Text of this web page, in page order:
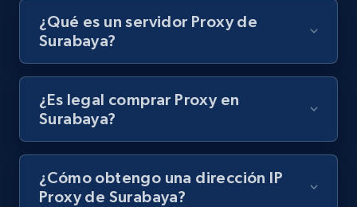
¿Qué es un servidor Proxy de
Surabaya?
¿Es legal comprar Proxy en
Surabaya?
¿Cómo obtengo una dirección IP
Proxy de Surabaya?